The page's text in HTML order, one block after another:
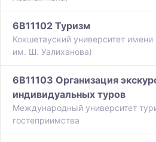
6B11102 Туризм
Кокшетауский университет
им. Ш. Уалиханова)
6B11103 Организация
индивидуальных туров
Международный университет
гостеприимства